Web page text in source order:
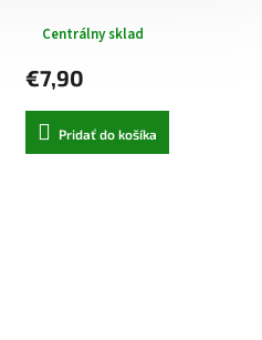
Centrálny sklad
€7,90
Pridať do košíka